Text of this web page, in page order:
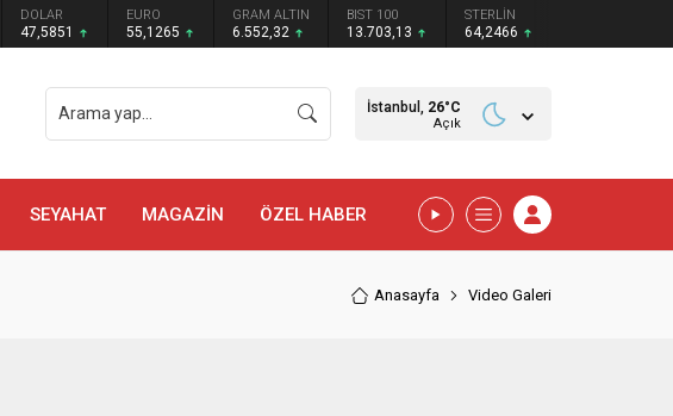
DOLAR
47,5851
EURO
55,1265
GRAM ALTIN
6.552,32
BIST 100
13.703,13
STERLİN
64,2466
İstanbul, 26°C
Açık
SEYAHAT MAGAZİN ÖZEL HABER
Anasayfa Video Galeri